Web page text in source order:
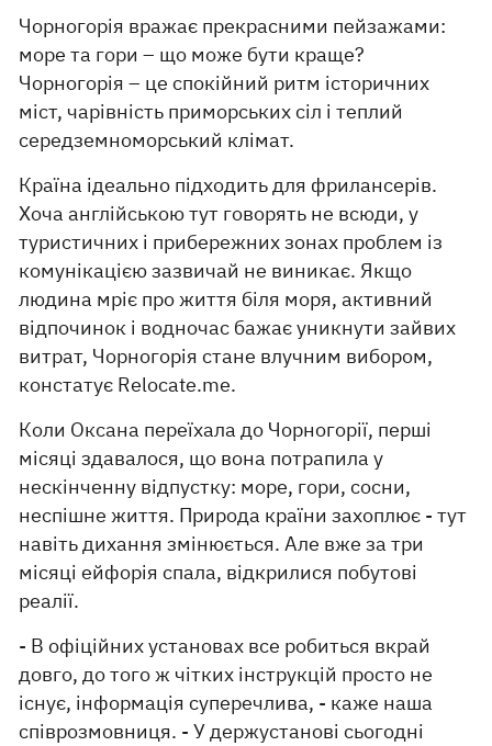
Чорногорія вражає прекрасними пейзажами:
море та гори – що може бути краще?
Чорногорія – це спокійний ритм історичних
міст, чарівність приморських сіл і теплий
середземноморський клімат.
Країна ідеально підходить для фрилансерів.
Хоча англійською тут говорять не всюди, у
туристичних і прибережних зонах проблем із
комунікацією зазвичай не виникає. Якщо
людина мріє про життя біля моря, активний
відпочинок і водночас бажає уникнути зайвих
витрат, Чорногорія стане влучним вибором,
констатує Relocate.me.
Коли Оксана переїхала до Чорногорії, перші
місяці здавалося, що вона потрапила у
нескінченну відпустку: море, гори, сосни,
неспішне життя. Природа країни захоплює - тут
навіть дихання змінюється. Але вже за три
місяці ейфорія спала, відкрилися побутові
реалії.
- В офіційних установах все робиться вкрай
довго, до того ж чітких інструкцій просто не
існує, інформація суперечлива, - каже наша
співрозмовниця. - У держустанові сьогодні